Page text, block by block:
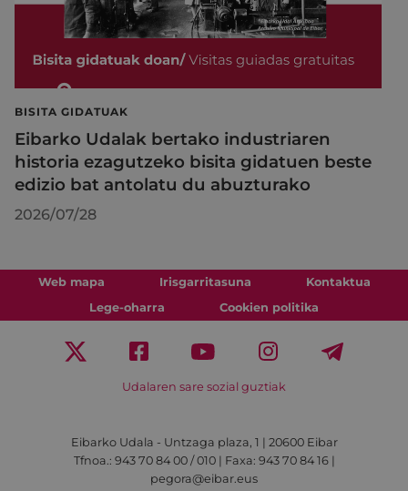
BISITA GIDATUAK
Eibarko Udalak bertako industriaren
historia ezagutzeko bisita gidatuen beste
edizio bat antolatu du abuzturako
2026/07/28
Web mapa Irisgarritasuna
Kontaktua
Lege-oharra
Cookien politika
Udalaren sare sozial guztiak
Eibarko Udala - Untzaga plaza, 1 | 20600 Eibar
Tfnoa.: 943 70 84 00 / 010 | Faxa: 943 70 84 16 |
pegora@eibar.eus